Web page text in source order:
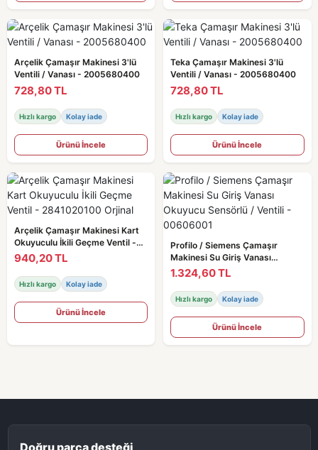
Arçelik Çamaşır Makinesi 3'lü
Ventili / Vanası - 2005680400
728,80 TL
Hızlı kargo Kolay iade
Ürünü İncele
Teka Çamaşır Makinesi 3'lü
Ventili / Vanası - 2005680400
728,80 TL
Hızlı kargo Kolay iade
Ürünü İncele
Arçelik Çamaşır Makinesi Kart
Okuyuculu İkili Geçme Ventil -
2841020100 Orjinal
940,20 TL
Hızlı kargo Kolay iade
Ürünü İncele
Profilo / Siemens Çamaşır
Makinesi Su Giriş Vanası
Okuyucu Sensörlü / Ventili -
00606001
1.324,60 TL
Hızlı kargo Kolay iade
Ürünü İncele